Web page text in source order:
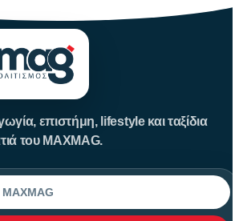
επιστήμη, lifestyle και ταξίδια
του MAXMAG.